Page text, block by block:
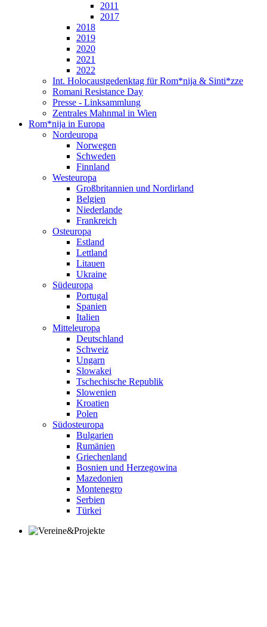
2011
2017
2018
2019
2020
2021
2022
Int. Holocaustgedenktag für Rom*nija & Sinti*zze
Romani Resistance Day
Presse - Linksammlung
Zentrales Mahnmal in Wien
Rom*nija in Europa
Nordeuropa
Norwegen
Schweden
Finnland
Westeuropa
Großbritannien und Nordirland
Belgien
Niederlande
Frankreich
Osteuropa
Estland
Lettland
Litauen
Ukraine
Südeuropa
Portugal
Spanien
Italien
Mitteleuropa
Deutschland
Schweiz
Ungarn
Slowakei
Tschechische Republik
Slowenien
Kroatien
Polen
Südosteuropa
Bulgarien
Rumänien
Griechenland
Bosnien und Herzegowina
Mazedonien
Montenegro
Serbien
Türkei